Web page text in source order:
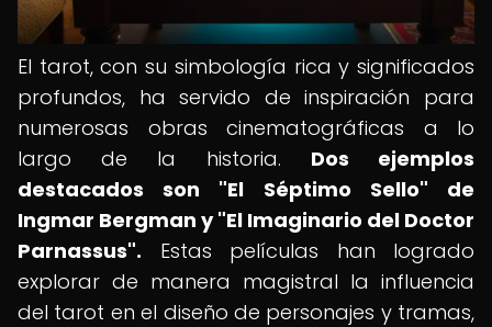
El tarot, con su simbología rica y significados
profundos, ha servido de inspiración para
numerosas obras cinematográficas a lo
largo de la historia. Dos ejemplos
destacados son "El Séptimo Sello" de
Ingmar Bergman y "El Imaginario del Doctor
Parnassus". Estas películas han logrado
explorar de manera magistral la influencia
del tarot en el diseño de personajes y tramas,